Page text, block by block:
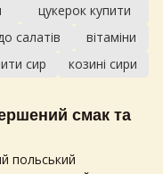
цукерок купити
салатів
вітаміни
сир козині сири
смак та
польський